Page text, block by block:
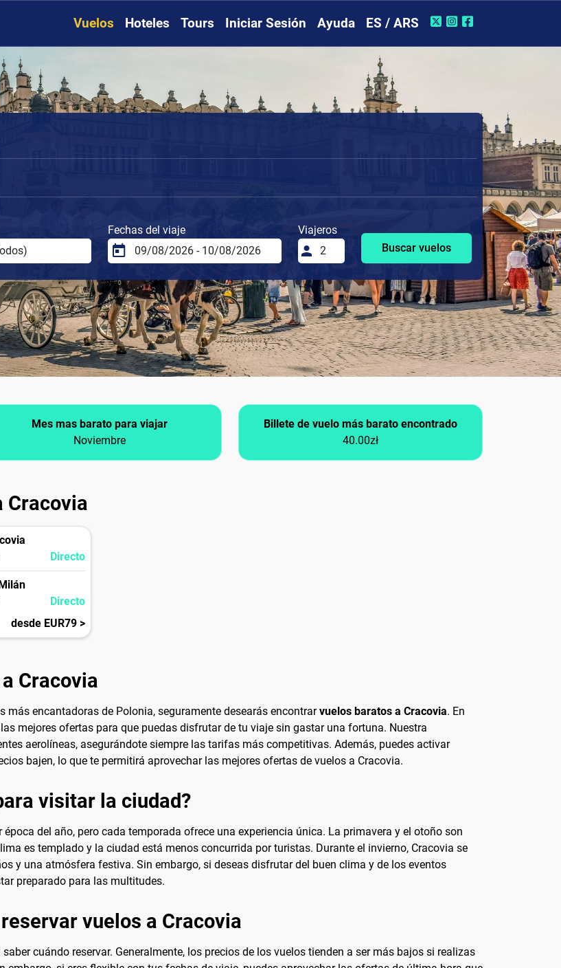
Vuelos Hoteles Tours Iniciar Sesión Ayuda ES / ARS
Fechas del viaje
Viajeros
Buscar vuelos
Mes mas barato para viajar
Noviembre
Billete de vuelo más barato encontrado
40.00zł
Cracovia
Directo
Directo
desde EUR79 >
Cracovia
encantadoras de Polonia, seguramente desearás encontrarvuelos baratos a Cracovia. En
mejores ofertas para que puedas disfrutar de tu viaje sin gastar una fortuna. Nuestra
aerolíneas, asegurándote siempre las tarifas más competitivas. Además, puedes activar
bajen, lo que te permitirá aprovechar las mejores ofertas de vuelos a Cracovia.
visitar la ciudad?
del año, pero cada temporada ofrece una experiencia única. La primavera y el otoño son
es templado y la ciudad está menos concurrida por turistas. Durante el invierno, Cracovia se
y una atmósfera festiva. Sin embargo, si deseas disfrutar del buen clima y de los eventos
preparado para las multitudes.
vuelos a Cracovia
cuándo reservar. Generalmente, los precios de los vuelos tienden a ser más bajos si realizas